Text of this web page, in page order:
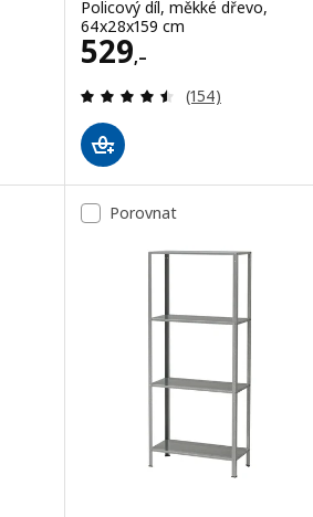
Policový díl, měkké dřevo,
64x28x159 cm
529,–
Cena 529,–
Recenze: 4.5 z
(154)
Porovnat